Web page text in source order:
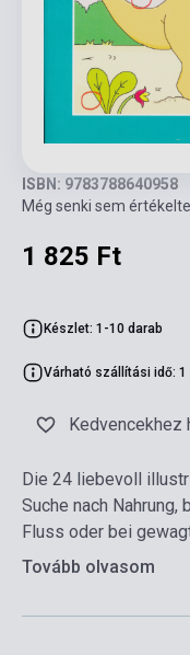
ISBN: 9783788640958
Még senki sem
1 825 Ft
Készlet: 1-10 darab
Várható szállítási idő: 1
Kedvencekhez
Die 24 liebevoll
Suche nach
Fluss oder bei
Tovább olvasom